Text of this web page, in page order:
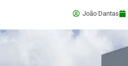
João Dantas